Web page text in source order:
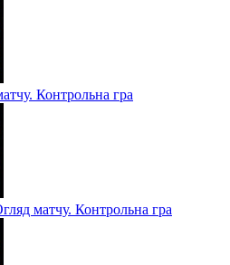
Контрольна гра
матчу. Контрольна гра